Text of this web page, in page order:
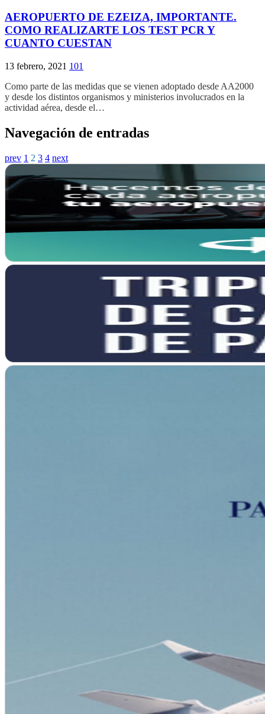
AEROPUERTO DE EZEIZA, IMPORTANTE.
COMO REALIZARTE LOS TEST PCR Y
CUANTO CUESTAN
13 febrero, 2021 101
Como parte de las medidas que se vienen adoptado desde AA2000
y desde los distintos organismos y ministerios involucrados en la
actividad aérea, desde el…
Navegación de entradas
prev 1 2 3 4 next